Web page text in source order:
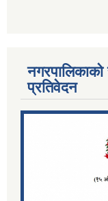
प्रतिवेदन